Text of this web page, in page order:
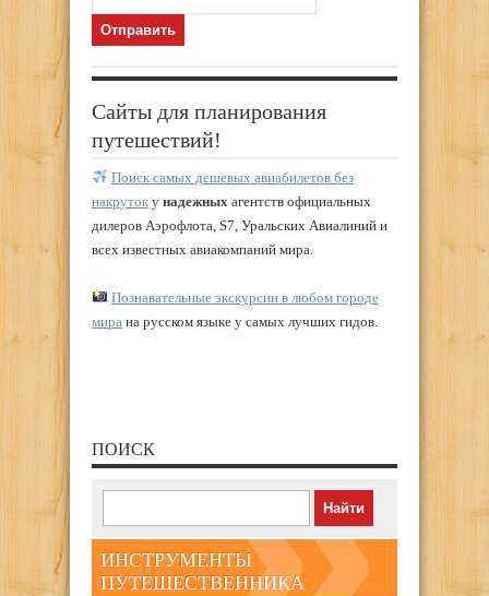
Сайты для планирования
путешествий!
Поиск самых дешевых авиабилетов без
накруток у надежных агентств официальных
дилеров Аэрофлота, S7, Уральских Авиалиний и
всех известных авиакомпаний мира.
Познавательные экскурсии в любом городе
мира на русском языке у самых лучших гидов.
ПОИСК
ИНСТРУМЕНТЫ
ПУТЕШЕСТВЕННИКА